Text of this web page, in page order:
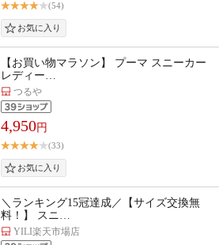
(54)
【お買い物マラソン】 プーマ スニーカー
レディー…
つるや
4,950円
(33)
＼ランキング15冠達成／【サイズ交換無
料！】 スニ…
YILI楽天市場店